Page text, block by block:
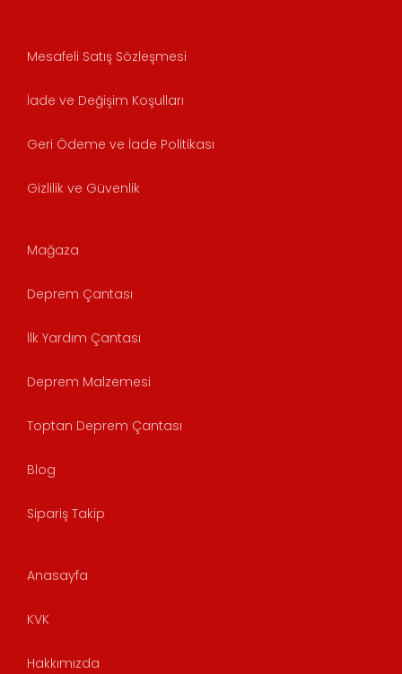
Mesafeli Satış Sözleşmesi
İade ve Değişim Koşulları
Geri Ödeme ve İade Politikası
Gizlilik ve Güvenlik
Mağaza
Deprem Çantası
İlk Yardım Çantası
Deprem Malzemesi
Toptan Deprem Çantası
Blog
Sipariş Takip
Anasayfa
KVK
Hakkımızda